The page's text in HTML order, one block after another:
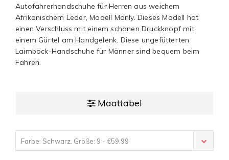
Autofahrerhandschuhe für Herren aus weichem
Afrikanischem Leder, Modell Manly. Dieses Modell hat
einen Verschluss mit einem schönen Druckknopf mit
einem Gürtel am Handgelenk. Diese ungefütterten
Laimböck-Handschuhe für Männer sind bequem beim
Fahren.
Maattabel
Farbe: Schwarz, Größe: 9 - €59,99